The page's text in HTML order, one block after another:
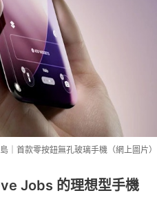
首款零按鈕無孔玻璃手機（網上圖片）
Jobs 的理想型手機